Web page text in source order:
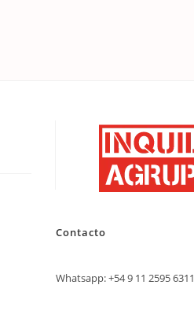
Contacto
Whatsapp: +54 9 11 2595 6311